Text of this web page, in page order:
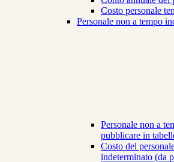
Costo personale
Personale non a tempo
Personale non a
pubblicare in
Costo del
indeterminato (da